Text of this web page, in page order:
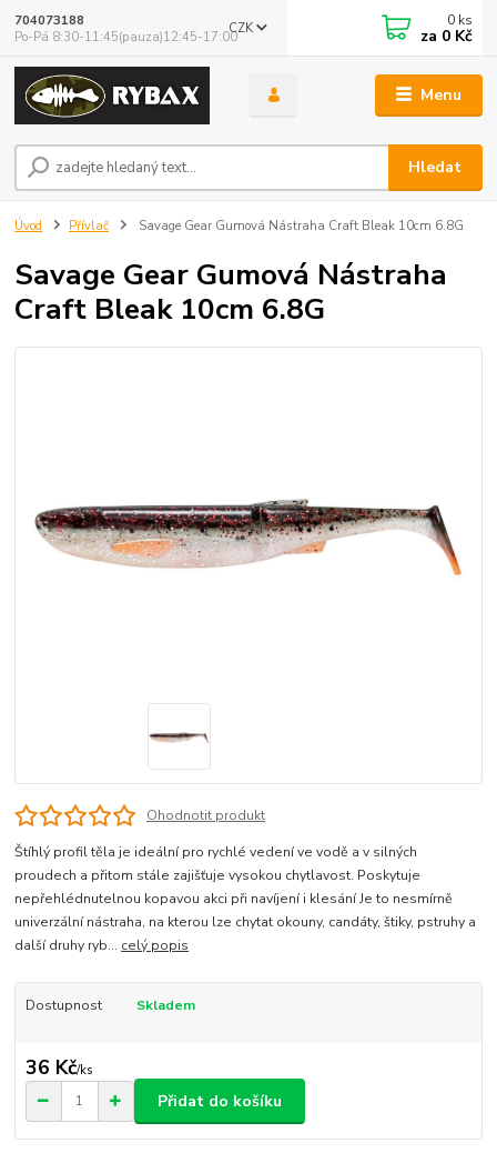
Menu
CZK
Hledat
704073188
Po-Pá 8:30-11:45(pauza)12:45-17:00
0 ks
za 0 Kč
Úvod Přívlač Savage Gear Gumová Nástraha Craft Bleak 10cm 6.8G
Savage Gear Gumová Nástraha
Craft Bleak 10cm 6.8G
Ohodnotit produkt
Štíhlý profil těla je ideální pro rychlé vedení ve vodě a v silných
proudech a přitom stále zajišťuje vysokou chytlavost. Poskytuje
nepřehlédnutelnou kopavou akci při navíjení i klesání Je to nesmírně
univerzální nástraha, na kterou lze chytat okouny, candáty, štiky, pstruhy a
další druhy ryb... celý popis
Dostupnost Skladem
36 Kč/ks
Přidat do košíku